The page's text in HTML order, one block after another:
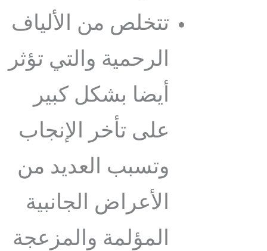
تتخلص من الألياف
الرحمية والتي تؤثر
أيضا بشكل كبير
على تأخر الإنجاب
وتسبب العديد من
الأعراض الجانبية
المؤلمة والمزعجة